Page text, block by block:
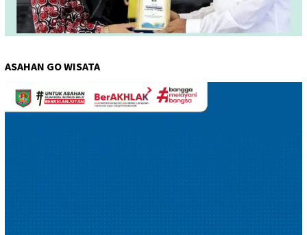
ASAHAN GO WISATA
Pemutar
Video